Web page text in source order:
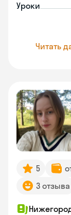
Уроки
Читать
5
3 отзыва